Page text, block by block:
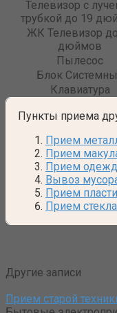
Телевизор с
трубкой до 19
ЖК Телевизор
дюймов
Пылесос
Блок
Клавиатура
Пункты приема
Прием
Прием
Прием
Вывоз
Прием
Прием
Другие записи
Прием старой